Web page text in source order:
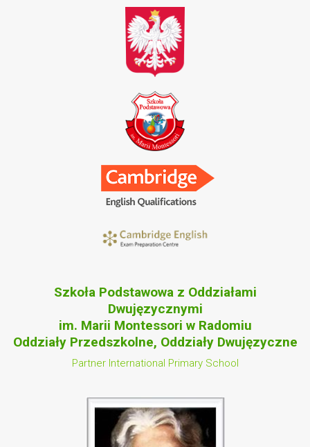
Szkoła Podstawowa z Oddziałami
Dwujęzycznymi
im. Marii Montessori w Radomiu
Oddziały Przedszkolne, Oddziały Dwujęzyczne
Partner International Primary School